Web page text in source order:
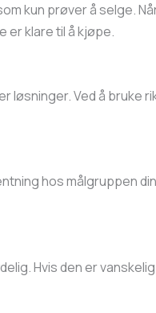
kun prøver å selge.
er klare til å kjøpe.
løsninger. Ved å
hos målgruppen
Hvis den er